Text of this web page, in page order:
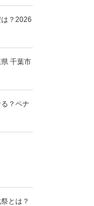
？2026
県 千葉市
？ペナ
とは？